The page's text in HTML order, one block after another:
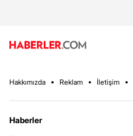
Hakkımızda Reklam İletişim
Haberler